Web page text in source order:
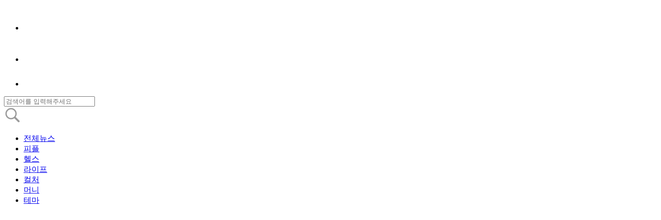
전체뉴스
피플
헬스
라이프
컬처
머니
테마